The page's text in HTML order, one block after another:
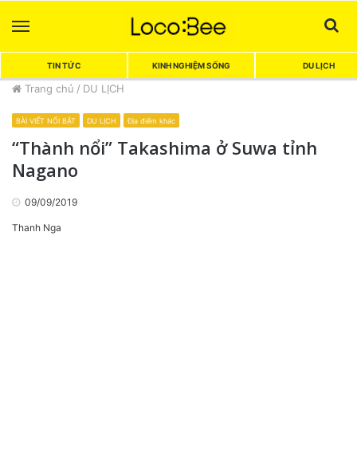
TIN TỨC KINH NGHIỆM SỐNG DU LỊCH
Trang chủ / DU LỊCH
BÀI VIẾT NỔI BẬT DU LỊCH Địa điểm khác
“Thành nổi” Takashima ở Suwa tỉnh
Nagano
09/09/2019
Thanh Nga